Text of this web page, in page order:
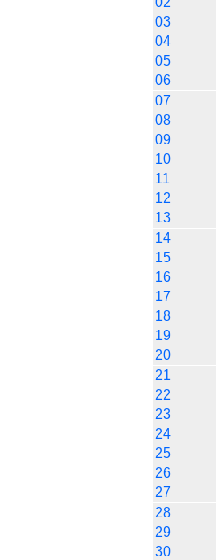
03
04
05
06
07
08
09
10
11
12
13
14
15
16
17
18
19
20
21
22
23
24
25
26
27
28
29
30